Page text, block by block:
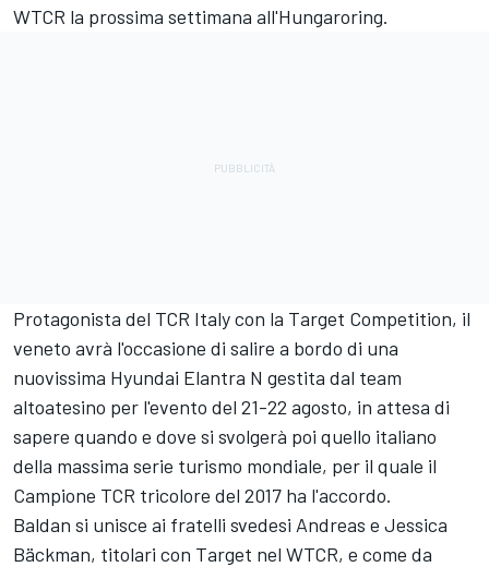
WTCR la prossima settimana all'Hungaroring.
Protagonista del TCR Italy con la Target Competition, il
veneto avrà l'occasione di salire a bordo di una
nuovissima Hyundai Elantra N gestita dal team
altoatesino per l'evento del 21-22 agosto, in attesa di
sapere quando e dove si svolgerà poi quello italiano
della massima serie turismo mondiale, per il quale il
Campione TCR tricolore del 2017 ha l'accordo.
Baldan si unisce ai fratelli svedesi Andreas e Jessica
Bäckman, titolari con Target nel WTCR, e come da